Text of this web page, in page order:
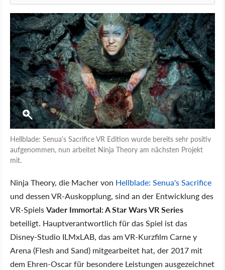
Hellblade: Senua's Sacrifice VR Edition wurde bereits sehr positiv
aufgenommen, nun arbeitet Ninja Theory am nächsten Projekt
mit.
Ninja Theory, die Macher von Hellblade: Senua's Sacrifice
und dessen VR-Auskopplung, sind an der Entwicklung des
VR-SpielsVader Immortal: A Star Wars VR Series
beteiligt. Hauptverantwortlich für das Spiel ist das
Disney-Studio ILMxLAB, das am VR-Kurzfilm Carne y
Arena (Flesh and Sand) mitgearbeitet hat, der 2017 mit
dem Ehren-Oscar für besondere Leistungen ausgezeichnet